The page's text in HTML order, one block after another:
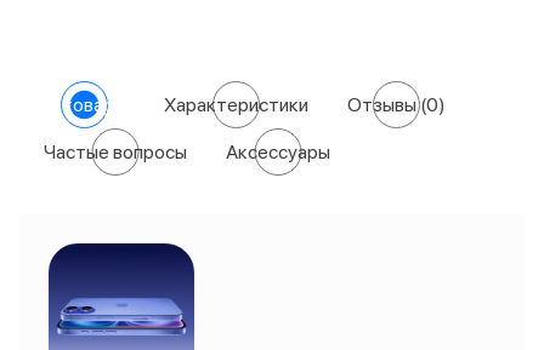
О товаре Характеристики Отзывы(0)
Частые вопросы Аксессуары